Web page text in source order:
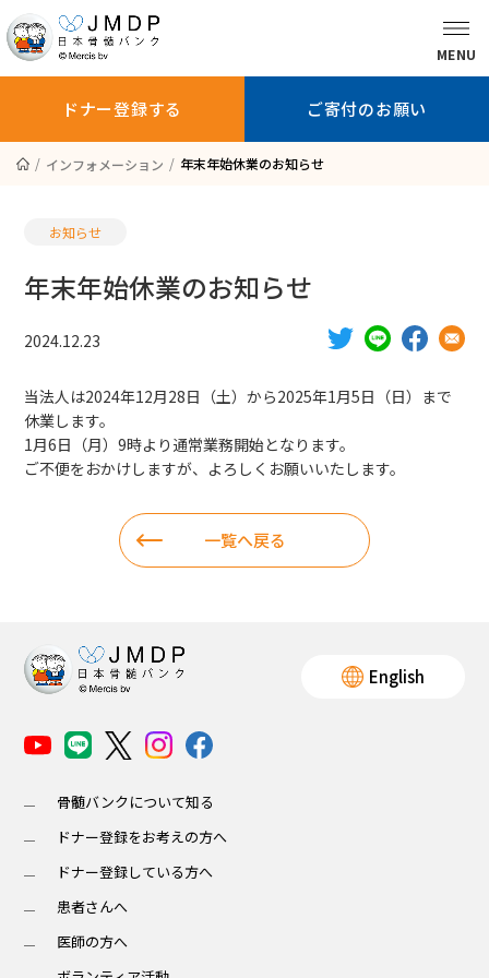
MENU
ドナー登録する ご寄付のお願い
ついて知る
ご寄付のお願い
患者さんへ
医師の方へ
ボランティア活動
インフォメーション
お問い合わせ
インフォメーション 年末年始休業のお知らせ
お知らせ
年末年始休業のお知らせ
2024.12.23
当法人は2024年12月28日（土）から2025年1月5日（日）まで
休業します。
1月6日（月）9時より通常業務開始となります。
ご不便をおかけしますが、よろしくお願いいたします。
一覧へ戻る
English
骨髄バンクについて知る
ドナー登録をお考えの方へ
ドナー登録している方へ
患者さんへ
医師の方へ